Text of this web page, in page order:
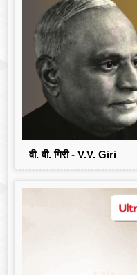
वी. वी. गिरी - V.V. Giri